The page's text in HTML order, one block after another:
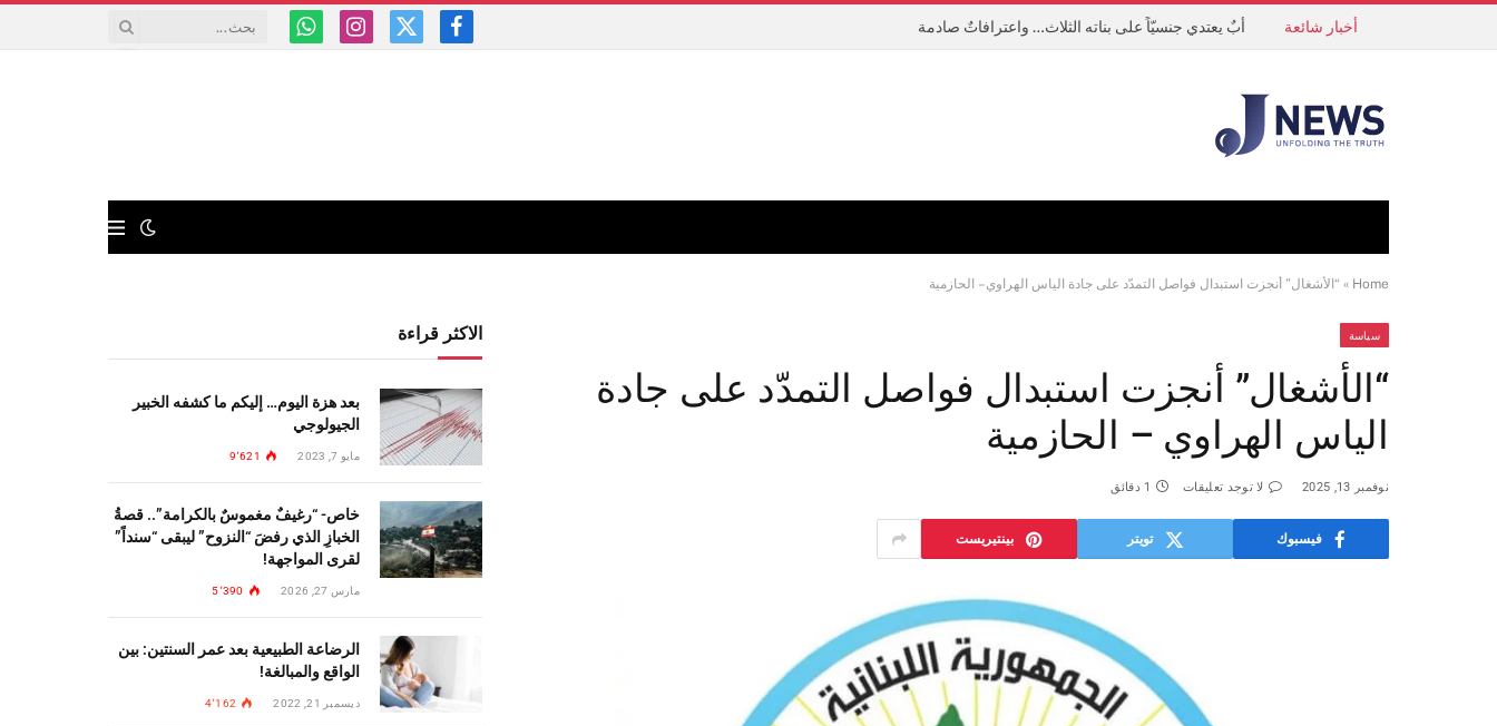
أخبار شائعة أبٌ يعتدي جنسيّاً على بناته الثلاث… واعترافاتٌ صادمة
فيسبوكX
الانستغرامواتساب
Home
» “الأشغال” أنجزت استبدال فواصل التمدّد على جادة الياس الهراوي – الحازمية
سياسة
“الأشغال” أنجزت استبدال فواصل التمدّد على جادة
الياس الهراوي – الحازمية
نوفمبر 13, 2025 لا توجد تعليقات 1 دقائق
فيسبوك تويتر بينتيريست
الاكثر قراءة
بعد هزة اليوم… إليكم ما كشفه الخبير
الجيولوجي
مايو 7, 2023 9٬621
خاص- “رغيفٌ مغموسٌ بالكرامة”.. قصةُ
الخبازِ الذي رفضَ “النزوح” ليبقى “سنداً”
لقرى المواجهة!
مارس 27, 2026 5٬390
الرضاعة الطبيعية بعد عمر السنتين: بين
الواقع والمبالغة!
ديسمبر 21, 2022 4٬162